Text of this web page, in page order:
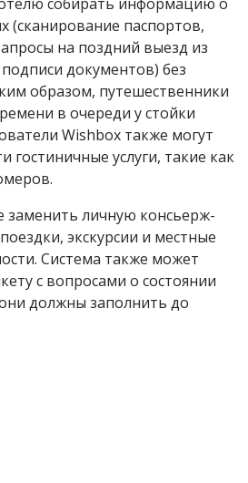
(сканирование паспортов,
на поздний выезд из
документов) без
образом, путешественники
в очереди у стойки
Wishbox также могут
гостиничные услуги, такие как
заменить личную консьерж-
экскурсии и местные
Система также может
с вопросами о состоянии
должны заполнить до